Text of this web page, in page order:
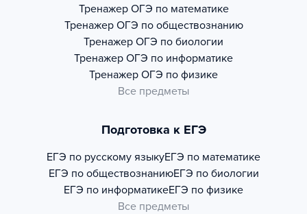
Тренажер ОГЭ по математике
Тренажер ОГЭ по обществознанию
Тренажер ОГЭ по биологии
Тренажер ОГЭ по информатике
Тренажер ОГЭ по физике
Все предметы
Подготовка к ЕГЭ
ЕГЭ по русскому языкуЕГЭ по математике
ЕГЭ по обществознаниюЕГЭ по биологии
ЕГЭ по информатикеЕГЭ по физике
Все предметы